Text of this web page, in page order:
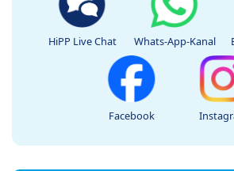
HiPP Live Chat Whats-App-Kanal
Facebook